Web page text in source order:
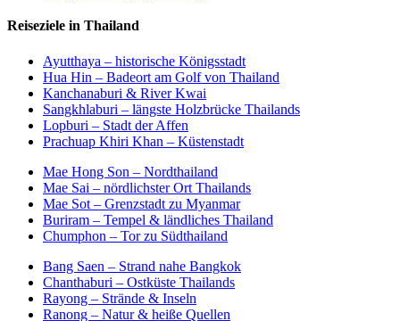
Reiseziele in Thailand
Ayutthaya – historische Königsstadt
Hua Hin – Badeort am Golf von Thailand
Kanchanaburi & River Kwai
Sangkhlaburi – längste Holzbrücke Thailands
Lopburi – Stadt der Affen
Prachuap Khiri Khan – Küstenstadt
Mae Hong Son – Nordthailand
Mae Sai – nördlichster Ort Thailands
Mae Sot – Grenzstadt zu Myanmar
Buriram – Tempel & ländliches Thailand
Chumphon – Tor zu Südthailand
Bang Saen – Strand nahe Bangkok
Chanthaburi – Ostküste Thailands
Rayong – Strände & Inseln
Ranong – Natur & heiße Quellen